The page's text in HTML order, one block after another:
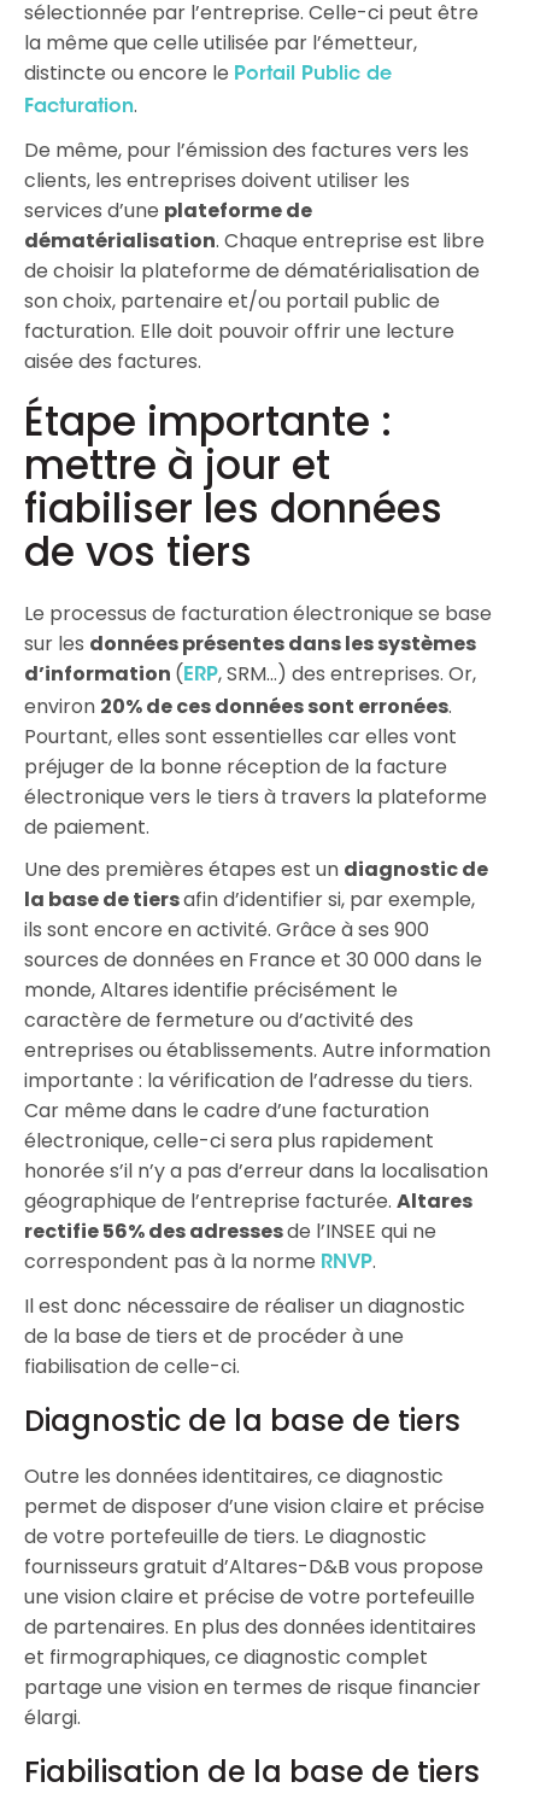
sélectionnée par l’entreprise. Celle-ci peut être
la même que celle utilisée par l’émetteur,
distincte ou encore le Portail Public de
Facturation.
De même, pour l’émission des factures vers les
clients, les entreprises doivent utiliser les
services d’une plateforme de
dématérialisation. Chaque entreprise est libre
de choisir la plateforme de dématérialisation de
son choix, partenaire et/ou portail public de
facturation. Elle doit pouvoir offrir une lecture
aisée des factures.
Étape importante :
mettre à jour et
fiabiliser les données
de vos tiers
Le processus de facturation électronique se base
sur les données présentes dans les systèmes
d’information ( ERP, SRM…) des entreprises. Or,
environ 20% de ces données sont erronées.
Pourtant, elles sont essentielles car elles vont
préjuger de la bonne réception de la facture
électronique vers le tiers à travers la plateforme
de paiement.
Une des premières étapes est un diagnostic de
la base de tiersafin d’identifier si, par exemple,
ils sont encore en activité. Grâce à ses 900
sources de données en France et 30 000 dans le
monde, Altares identifie précisément le
caractère de fermeture ou d’activité des
entreprises ou établissements. Autre information
importante : la vérification de l’adresse du tiers.
Car même dans le cadre d’une facturation
électronique, celle-ci sera plus rapidement
honorée s’il n’y a pas d’erreur dans la localisation
géographique de l’entreprise facturée. Altares
rectifie 56% des adressesde l’INSEE qui ne
correspondent pas à la norme RNVP.
Il est donc nécessaire de réaliser un diagnostic
de la base de tiers et de procéder à une
fiabilisation de celle-ci.
Diagnostic de la base de tiers
Outre les données identitaires, ce diagnostic
permet de disposer d’une vision claire et précise
de votre portefeuille de tiers. Le diagnostic
fournisseurs gratuit d’Altares-D&B vous propose
une vision claire et précise de votre portefeuille
de partenaires. En plus des données identitaires
et firmographiques, ce diagnostic complet
partage une vision en termes de risque financier
élargi.
Fiabilisation de la base de tiers